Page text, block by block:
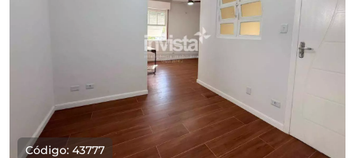
Código: 43777